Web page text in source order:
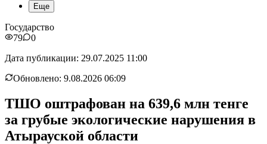
Еще
Государство
79
0
Дата публикации: 29.07.2025 11:00
Обновлено: 9.08.2026 06:09
ТШО оштрафован на 639,6 млн тенге
за грубые экологические нарушения в
Атырауской области